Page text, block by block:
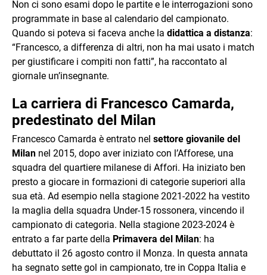
Non ci sono esami dopo le partite e le interrogazioni sono
programmate in base al calendario del campionato.
Quando si poteva si faceva anche la didattica a distanza:
“Francesco, a differenza di altri, non ha mai usato i match
per giustificare i compiti non fatti”, ha raccontato al
giornale un’insegnante.
La carriera di Francesco Camarda,
predestinato del Milan
Francesco Camarda è entrato nel settore giovanile del
Milan nel 2015, dopo aver iniziato con l’Afforese, una
squadra del quartiere milanese di Affori. Ha iniziato ben
presto a giocare in formazioni di categorie superiori alla
sua età. Ad esempio nella stagione 2021-2022 ha vestito
la maglia della squadra Under-15 rossonera, vincendo il
campionato di categoria. Nella stagione 2023-2024 è
entrato a far parte della Primavera del Milan: ha
debuttato il 26 agosto contro il Monza. In questa annata
ha segnato sette gol in campionato, tre in Coppa Italia e